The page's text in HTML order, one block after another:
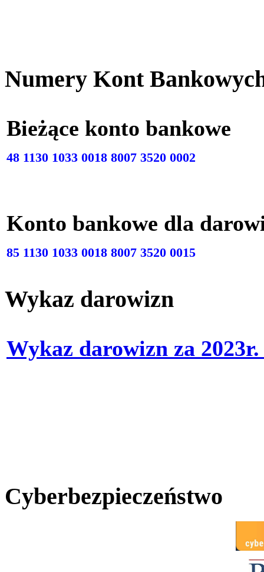
Numery Kont
Bieżące konto
48 1130 1033 0018 8007 3520 0002
Konto bankowe dla
85 1130 1033 0018 8007 3520 0015
Wykaz darowizn
Wykaz darowizn za
Cyberbezpieczeństwo